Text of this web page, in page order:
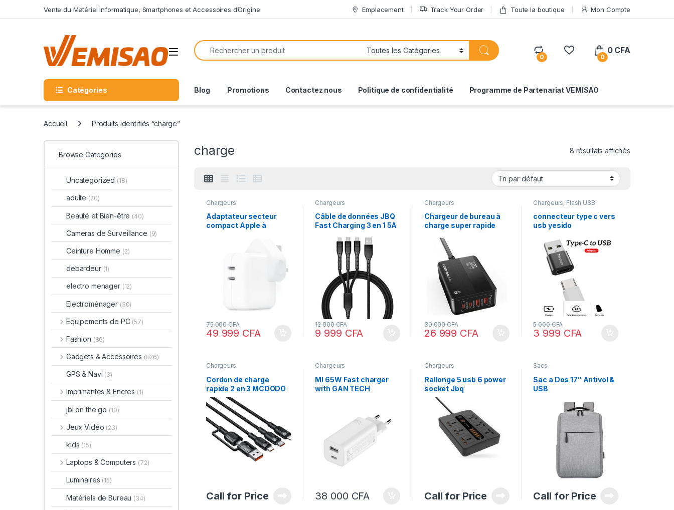
Vente du Matériel Informatique, Smartphones et Accessoires d’Origine Emplacement Track Your Order Toute la boutique Mon Compte
Open
Search for:
0 0
0 CFA
Catégories Blog Promotions Contactez nous Politique de confidentialité Programme de Partenariat VEMISAO
Accueil Produits identifiés “charge”
charge 8 résultats affichés
Chargeurs
Adaptateur secteur
compact Apple à
49 999 CFA
75 000CFA
Chargeurs
Câble de données JBQ
Fast Charging 3 en 1 5A
9 999 CFA
12 000CFA
Chargeurs
Chargeur de bureau à
charge super rapide
26 999 CFA
30 000CFA
Chargeurs, Flash USB
connecteur type c vers
usb yesido
3 999 CFA
5 000CFA
Chargeurs
Cordon de charge
rapide 2 en 3 MCDODO
CA-8800
Call for Price
Chargeurs
MI 65W Fast charger
with GAN TECH
38 000 CFA
Chargeurs
Rallonge 5 usb 6 power
socket Jbq
Call for Price
Sacs
Sac a Dos 17″ Antivol &
USB
Call for Price
Browse Categories
Uncategorized (18)
adulte (20)
Beauté et Bien-être (40)
Cameras de Surveillance (9)
Ceinture Homme (2)
debardeur (1)
electro menager (12)
Electroménager (30)
Equipements de PC (57)
Fashion (86)
Gadgets & Accessoires (826)
GPS & Navi (3)
Imprimantes & Encres (1)
jbl on the go (10)
Jeux Vidéo (23)
kids (15)
Laptops & Computers (72)
Luminaires (15)
Matériels de Bureau (34)